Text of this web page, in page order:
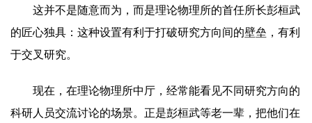
这并不是随意而为，而是理论物理所的首任所长彭桓武
的匠心独具：这种设置有利于打破研究方向间的壁垒，有利
于交叉研究。
现在，在理论物理所中厅，经常能看见不同研究方向的
科研人员交流讨论的场景。正是彭桓武等老一辈，把他们在